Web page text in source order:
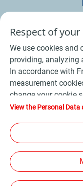
Conditions
Les sites
Respect of
We use cookies and
providing, analyzing
In accordance with
measurement
change your cookie
"Manage my
device. If you click
required for the site
more information,
Policy" page.
View the Personal Data